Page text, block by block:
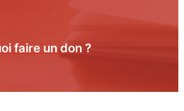
faire un don ?